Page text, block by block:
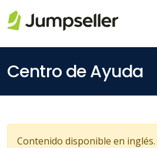
Centro de Ayuda
Contenido disponible en inglés.